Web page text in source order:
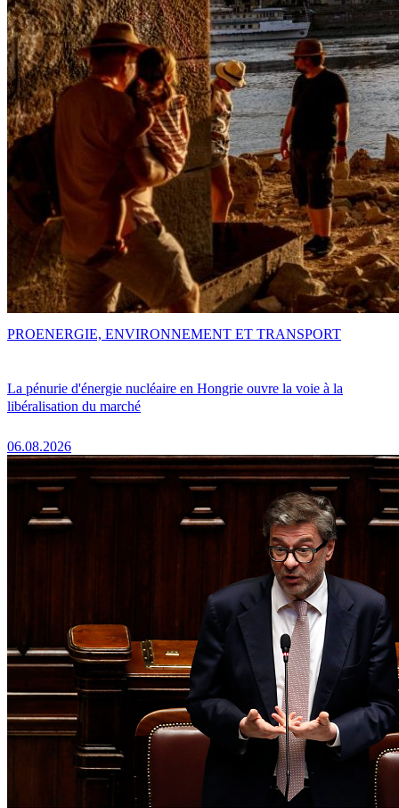
La pénurie d'énergie nucléaire en Hongrie ouvre la voie à la
libéralisation du marché
06.08.2026
PROENERGIE, ENVIRONNEMENT ET TRANSPORT